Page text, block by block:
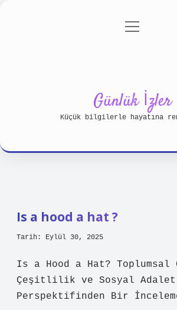
Gizlilik
menüyü
Günlük İzler
Küçük bilgilerle hayatına
Is a hood a hat ?
Tarih: Eylül 30, 2025
Is a Hood a Hat?
Çeşitlilik ve Sosyal Adalet
Perspektifinden Bir